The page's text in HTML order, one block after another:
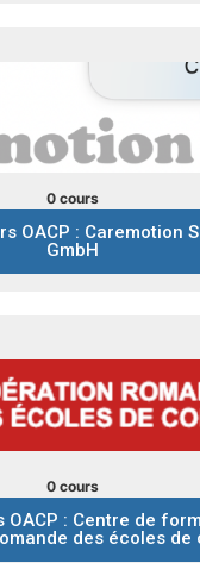
0 cours
OACP : Caremotion
GmbH
0 cours
OACP : Centre de
des écoles de